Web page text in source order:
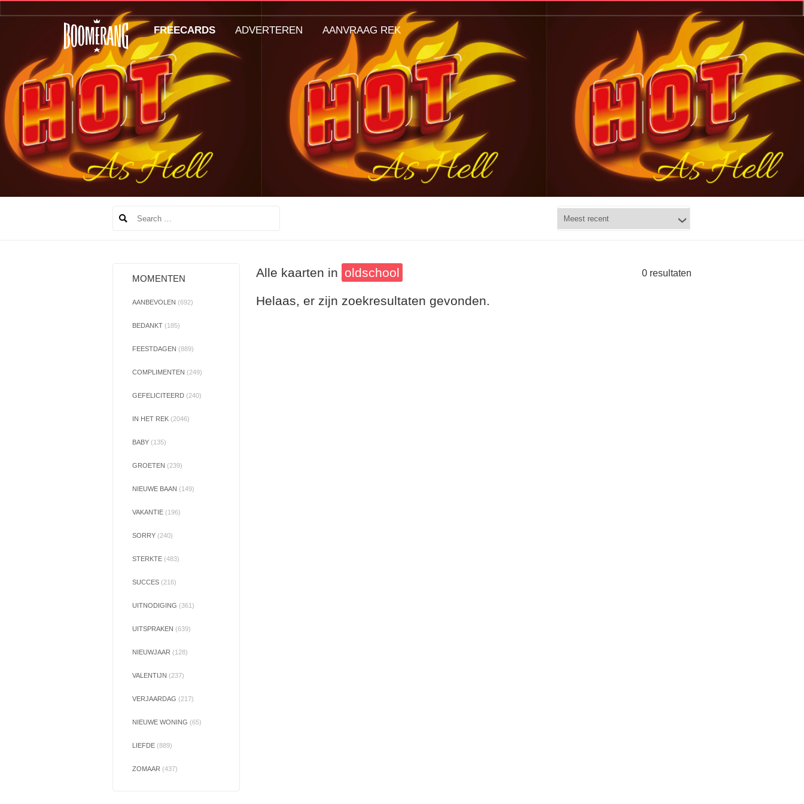
MOMENTEN
AANBEVOLEN (692)
BEDANKT (185)
FEESTDAGEN (889)
COMPLIMENTEN (249)
GEFELICITEERD (240)
IN HET REK (2046)
BABY (135)
GROETEN (239)
NIEUWE BAAN (149)
VAKANTIE (196)
SORRY (240)
STERKTE (483)
SUCCES (216)
UITNODIGING (361)
UITSPRAKEN (639)
NIEUWJAAR (128)
VALENTIJN (237)
VERJAARDAG (217)
NIEUWE WONING (65)
LIEFDE (889)
ZOMAAR (437)
Alle kaarten in oldschool 0 resultaten
Helaas, er zijn zoekresultaten gevonden.
FREECARDS ADVERTEREN AANVRAAG REK